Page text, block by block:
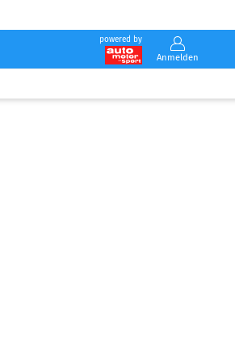
powered by
Anmelden